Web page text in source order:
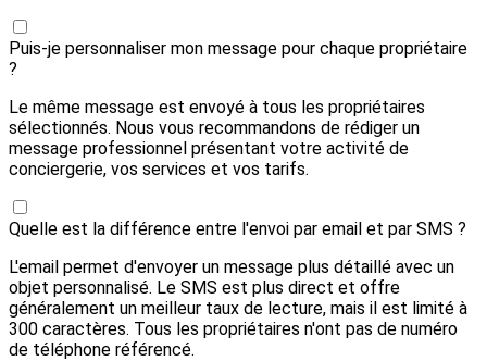
Puis-je personnaliser mon message pour chaque propriétaire
?
Le même message est envoyé à tous les propriétaires
sélectionnés. Nous vous recommandons de rédiger un
message professionnel présentant votre activité de
conciergerie, vos services et vos tarifs.
Quelle est la différence entre l'envoi par email et par SMS ?
L'email permet d'envoyer un message plus détaillé avec un
objet personnalisé. Le SMS est plus direct et offre
généralement un meilleur taux de lecture, mais il est limité à
300 caractères. Tous les propriétaires n'ont pas de numéro
de téléphone référencé.